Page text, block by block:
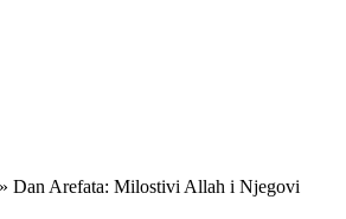
» Dan Arefata: Milostivi Allah i Njegovi